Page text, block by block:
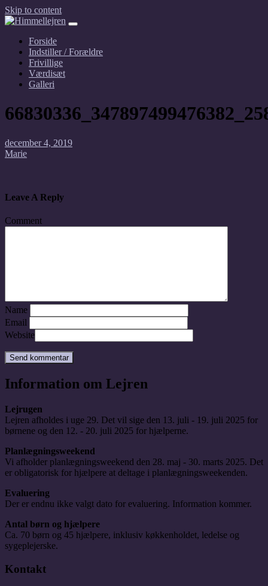
Skip to content
Forside
Indstiller / Forældre
Frivillige
Værdisæt
Galleri
december 4, 2019
Marie
Leave A Reply
Comment
Name
Email
Website
Information om Lejren
Lejrugen
Lejren afholdes i uge 29. Det vil sige den 13. juli - 19. juli 2025 for
børnene og den 12. - 20. juli 2025 for hjælperne.
Planlægningsweekend
Vi afholder planlægningsweekend den 28. maj - 30. marts 2025. Det
er obligatorisk for hjælpere at deltage i planlægningsweekenden.
Evaluering
Der er endnu ikke valgt dato for evaluering. Information kommer.
Antal børn og hjælpere
Ca. 70 børn og 45 hjælpere, inklusiv køkkenholdet, ledelse og
sygeplejerske.
Kontakt